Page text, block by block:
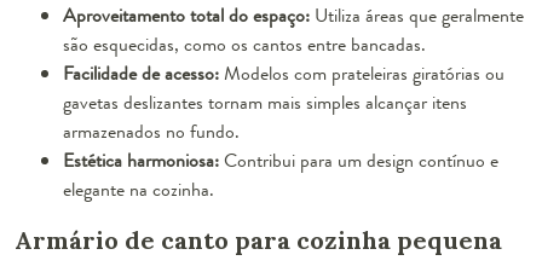
Aproveitamento total do espaço: Utiliza áreas que geralmente
são esquecidas, como os cantos entre bancadas.
Facilidade de acesso:Modelos com prateleiras giratórias ou
gavetas deslizantes tornam mais simples alcançar itens
armazenados no fundo.
Estética harmoniosa:Contribui para um design contínuo e
elegante na cozinha.
Armário de canto para cozinha pequena